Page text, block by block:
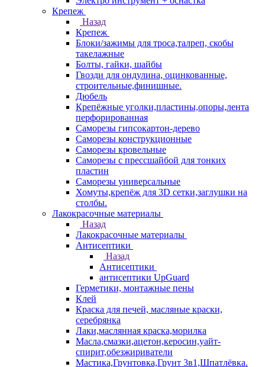
Крепеж
Назад
Крепеж
Блоки/зажимы для троса,талреп, скобы
такелажные
Болты, гайки, шайбы
Гвозди для ондулина, оцинкованные,
строительные,финишные.
Дюбель
Крепёжные уголки,пластины,опоры,лента
перфорированная
Саморезы гипсокартон-дерево
Саморезы конструкционные
Саморезы кровельные
Саморезы с прессшайбой для тонких
пластин
Саморезы универсальные
Хомуты,крепёж для 3D сетки,заглушки на
столбы.
Лакокрасочные материалы
Назад
Лакокрасочные материалы
Антисептики
Назад
Антисептики
антисептики UpGuard
Герметики, монтажные пены
Клей
Краска для печей, масляные краски,
серебрянка
Лаки,маслянная краска,морилка
Масла,смазки,ацетон,керосин,уайт-
спирит,обезжириватели
Мастика,Грунтовка,Грунт 3в1,Шпатлёвка.